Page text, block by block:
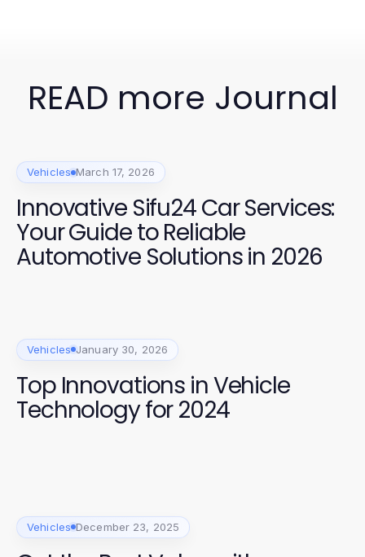
READ more Journal
Vehicles March 17, 2026
Innovative Sifu24 Car Services:
Your Guide to Reliable
Automotive Solutions in 2026
Vehicles January 30, 2026
Top Innovations in Vehicle
Technology for 2024
Vehicles December 23, 2025